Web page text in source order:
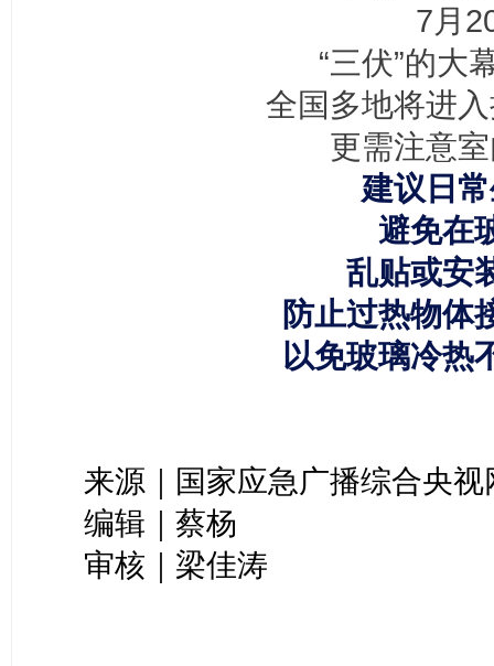
7月
“三伏”的大
全国多地将进
更需注意
建议日
避免在
乱贴或安
防止过热物体
以免玻璃冷热
来源｜国家应急广播综合央
编辑｜蔡杨
审核｜梁佳涛